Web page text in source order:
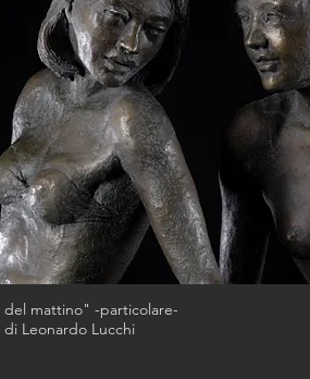
del mattino" -particolare-
di Leonardo Lucchi